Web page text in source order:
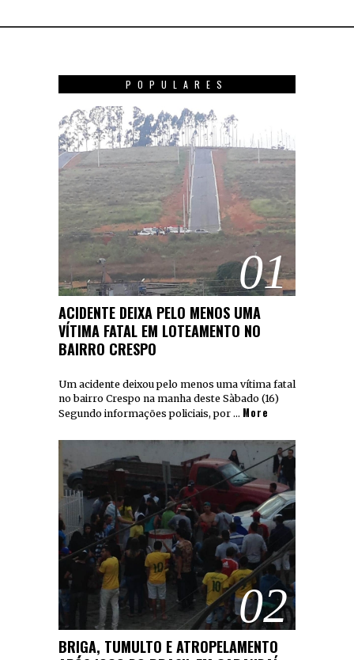
POPULARES
01
ACIDENTE DEIXA PELO MENOS UMA
VÍTIMA FATAL EM LOTEAMENTO NO
BAIRRO CRESPO
Um acidente deixou pelo menos uma vítima fatal
no bairro Crespo na manha deste Sàbado (16)
Segundo informações policiais, por … More
02
BRIGA, TUMULTO E ATROPELAMENTO